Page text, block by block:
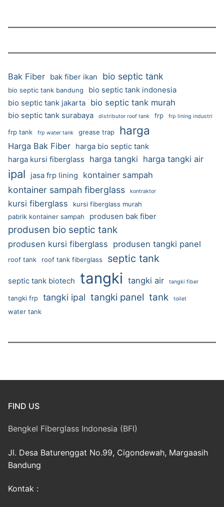
Bak Fiber bak fiber ikan bio septic tank
bio septic tank bandung
bio septic tank indonesia
bio septic tank jakarta
bio septic tank murah
bio septic tank surabaya distributor roof tank frp frp lining industri
frp tank frp water tank grease trap harga
Harga Bak Fiber
harga bio septic tank
harga kursi fiberglass
harga tangki harga tangki air
ipal jasa frp lining kontainer sampah
kontainer sampah fiberglass kontraktor
kursi fiberglass
kursi fiberglass murah
pabrik kontainer sampah
produsen bak fiber
produsen bio septic tank
produsen kursi fiberglass produsen tangki panel
roof tank roof tank fiberglass septic tank
septic tank biotech tangki tangki air tangki fiber
tangki frp tangki ipal tangki panel tank toilet
water tank
FIND US
Bengkel Fiberglass Indonesia (BFI)
Jl. Desa Baturenggat No.99, Cigondewah, Margaasih
Bandung
Kontak :